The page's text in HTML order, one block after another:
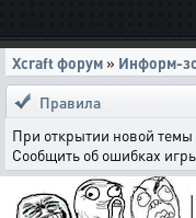
Xcraft форум » Информ-
Правила
При открытии новой темы
Сообщить об ошибках